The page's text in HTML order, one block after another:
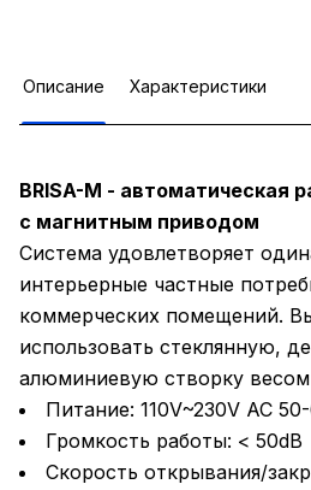
Описание Характеристики
BRISA-M - автоматическая
с магнитным приводом
Система удовлетворяет
интерьерные частные
коммерческих помещений.
использовать стеклянную,
алюминиевую створку весом
Питание: 110V~230V AC
Громкость работы: < 50dB
Скорость открывания/